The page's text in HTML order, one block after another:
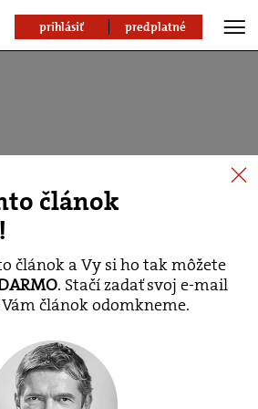
prihlásiť predplatné
článok
článok a Vy si ho tak môžete
. Stačí zadať svoj e-mail
článok odomkneme.
mali
lacnú
tvrdí